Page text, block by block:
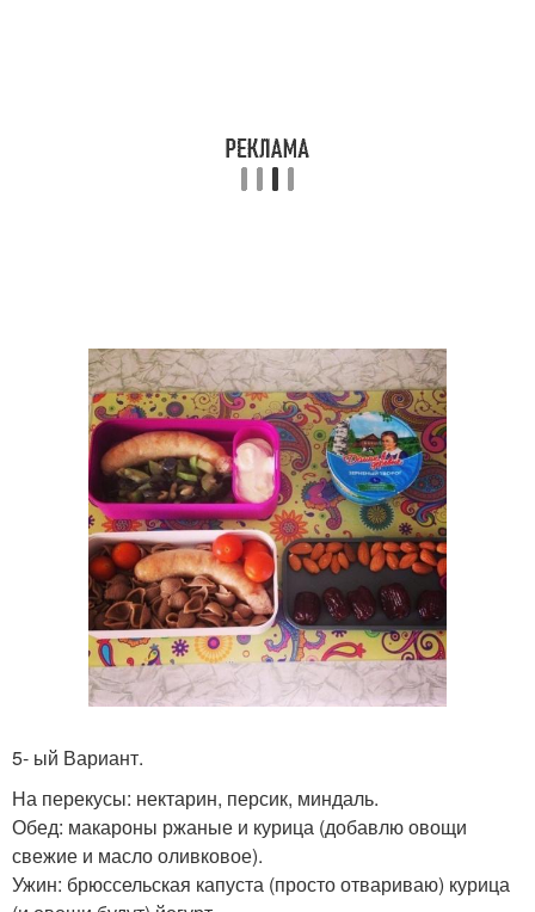
5- ый Вариант.
На перекусы: нектарин, персик, миндаль.
Обед: макароны ржаные и курица (добавлю овощи
свежие и масло оливковое).
Ужин: брюссельская капуста (просто отвариваю) курица